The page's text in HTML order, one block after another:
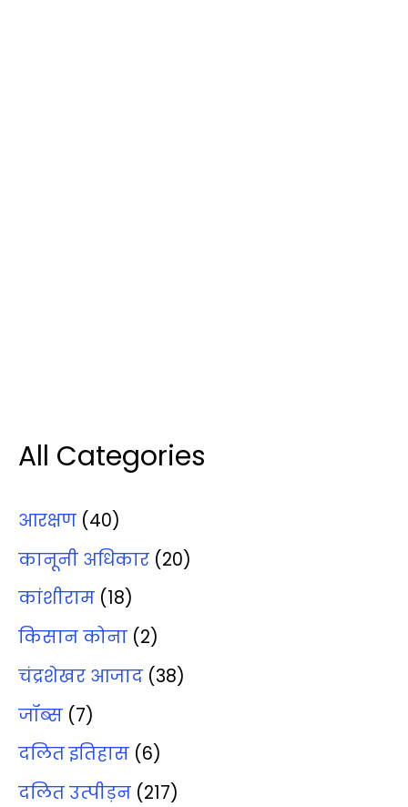
All Categories
आरक्षण (40)
कानूनी अधिकार (20)
कांशीराम (18)
किसान कोना (2)
चंद्रशेखर आजाद (38)
जॉब्‍स (7)
दलित इतिहास (6)
दलित उत्‍पीड़न (217)